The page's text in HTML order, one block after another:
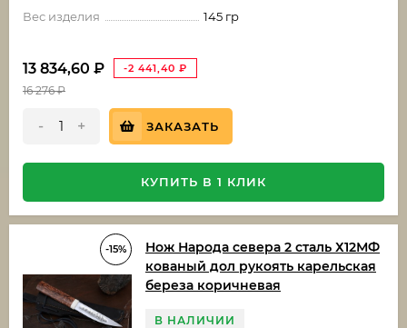
Вес изделия
145 гр
13 834,60 ₽ -2 441,40 ₽
16 276₽
- + ЗАКАЗАТЬ
КУПИТЬ В 1 КЛИК
-15%
Нож Народа севера 2 сталь Х12МФ
кованый дол рукоять карельская
береза коричневая
В НАЛИЧИИ